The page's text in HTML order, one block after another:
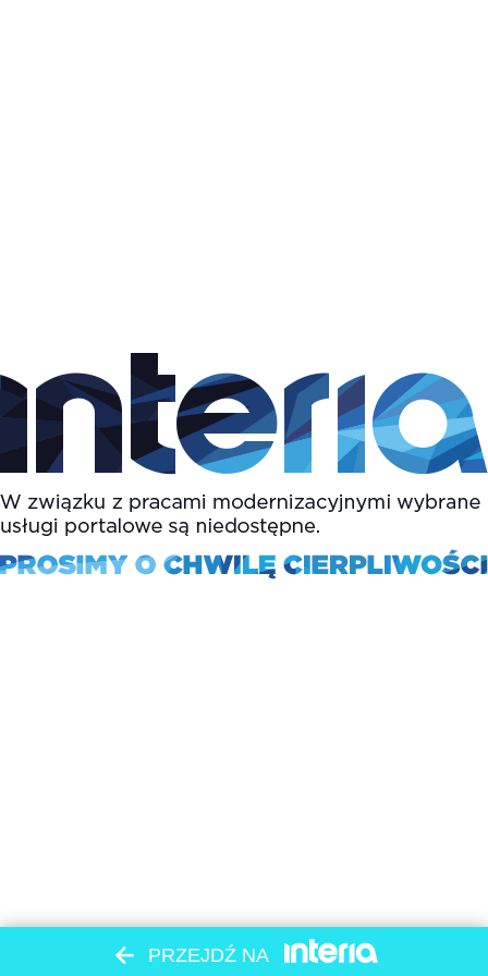
PRZEJDŹ NA